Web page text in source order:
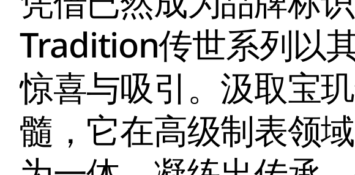
Tradition传世系列以
惊喜与吸引。汲取宝
髓，它在高级制表领